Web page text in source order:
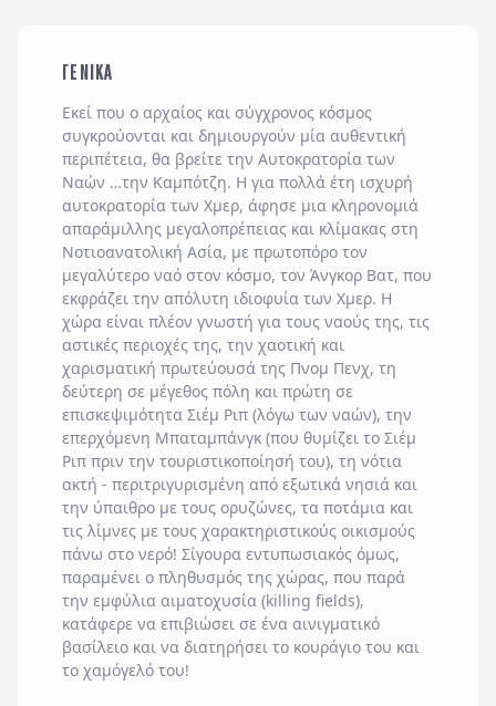
ΓΕΝΙΚΑ
Εκεί που ο αρχαίος και σύγχρονος κόσμος
συγκρούονται και δημιουργούν μία αυθεντική
περιπέτεια, θα βρείτε την Αυτοκρατορία των
Ναών …την Καμπότζη. Η για πολλά έτη ισχυρή
αυτοκρατορία των Χμερ, άφησε μια κληρονομιά
απαράμιλλης μεγαλοπρέπειας και κλίμακας στη
Νοτιοανατολική Ασία, με πρωτοπόρο τον
μεγαλύτερο ναό στον κόσμο, τον Άνγκορ Βατ, που
εκφράζει την απόλυτη ιδιοφυία των Χμερ. Η
χώρα είναι πλέον γνωστή για τους ναούς της, τις
αστικές περιοχές της, την χαοτική και
χαρισματική πρωτεύουσά της Πνομ Πενχ, τη
δεύτερη σε μέγεθος πόλη και πρώτη σε
επισκεψιμότητα Σιέμ Ριπ (λόγω των ναών), την
επερχόμενη Μπαταμπάνγκ (που θυμίζει το Σιέμ
Ριπ πριν την τουριστικοποίησή του), τη νότια
ακτή - περιτριγυρισμένη από εξωτικά νησιά και
την ύπαιθρο με τους ορυζώνες, τα ποτάμια και
τις λίμνες με τους χαρακτηριστικούς οικισμούς
πάνω στο νερό! Σίγουρα εντυπωσιακός όμως,
παραμένει ο πληθυσμός της χώρας, που παρά
την εμφύλια αιματοχυσία (killing fields),
κατάφερε να επιβιώσει σε ένα αινιγματικό
βασίλειο και να διατηρήσει το κουράγιο του και
το χαμόγελό του!